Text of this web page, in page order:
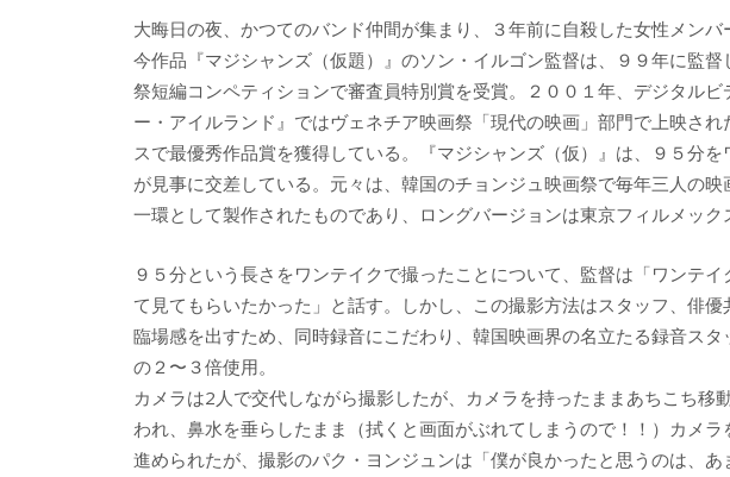
大晦日の夜、かつてのバンド仲間が集まり、３年前に自殺した女性メンバ
今作品『マジシャンズ（仮題）』のソン・イルゴン監督は、９９年に監
祭短編コンペティションで審査員特別賞を受賞。２００１年、デジタル
ー・アイルランド』ではヴェネチア映画祭「現代の映画」部門で上映さ
スで最優秀作品賞を獲得している。『マジシャンズ（仮）』は、９５分
が見事に交差している。元々は、韓国のチョンジュ映画祭で毎年三人の
一環として製作されたものであり、ロングバージョンは東京フィルメック
９５分という長さをワンテイクで撮ったことについて、監督は「ワンテ
て見てもらいたかった」と話す。しかし、この撮影方法はスタッフ、俳優
臨場感を出すため、同時録音にこだわり、韓国映画界の名立たる録音ス
の２〜３倍使用。
カメラは2人で交代しながら撮影したが、カメラを持ったままあちこち移
われ、鼻水を垂らしたまま（拭くと画面がぶれてしまうので！！）カメ
進められたが、撮影のパク・ヨンジュンは「僕が良かったと思うのは、